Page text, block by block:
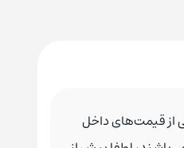
کلید هوایی اشنایدر
از قیمت‌های داخل